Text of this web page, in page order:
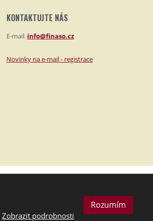
KONTAKTUJTE NÁS
E-mail: info@finaso.cz
Novinky na e-mail - registrace
Zobrazit podrobnosti
Rozumím